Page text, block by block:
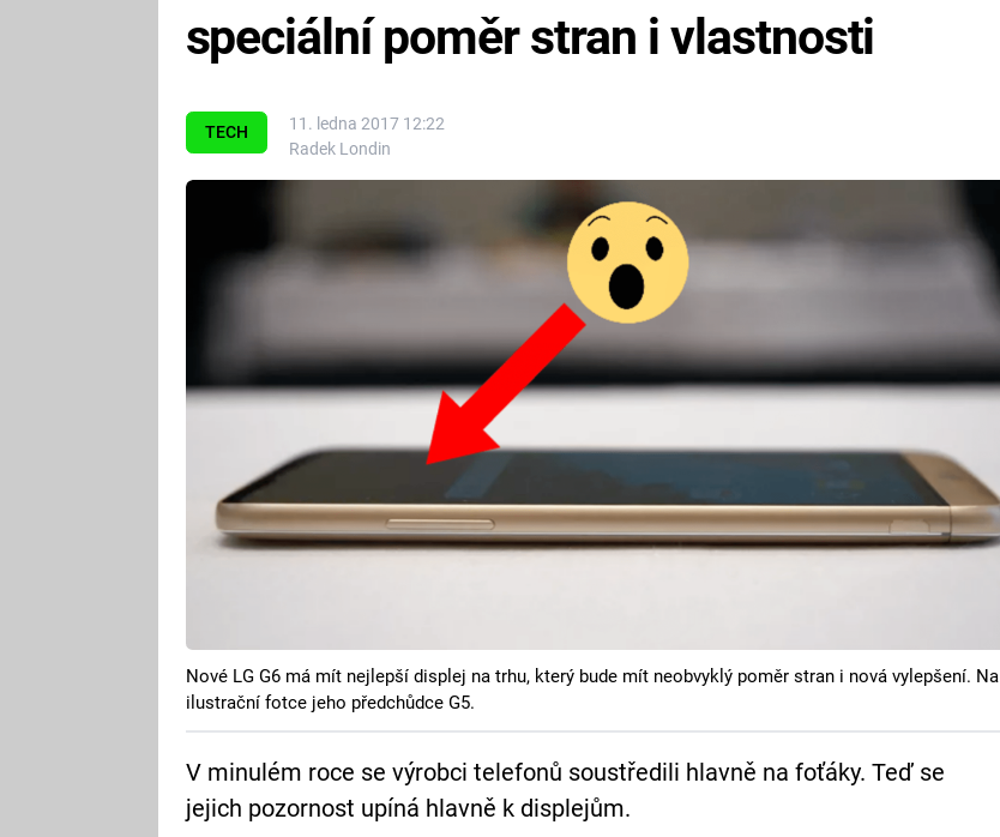
TECH
11. ledna 2017 12:22
Radek Londin
speciální poměr stran i vlastnosti
Nové LG G6 má mít nejlepší displej na trhu, který bude mít neobvyklý poměr stran i nová vylepšení. Na
ilustrační fotce jeho předchůdce G5.
V minulém roce se výrobci telefonů soustředili hlavně na foťáky. Teď se
jejich pozornost upíná hlavně k displejům.